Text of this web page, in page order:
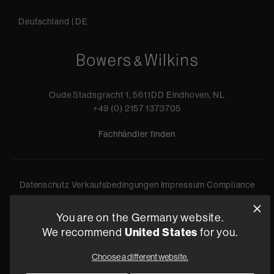
Deutschland | DE
Oude Stadsgracht 1, 5611DD Eindhoven, NL
+49 (0) 2157 1373705
Fachhändler finden
Datenschutz Verkaufsbedingungen Impressum Compliance
Harman International Industries, Incorporated. All
rights reserved.
You are on the Germany website.
We recommend United States for you.
Choose a different website.